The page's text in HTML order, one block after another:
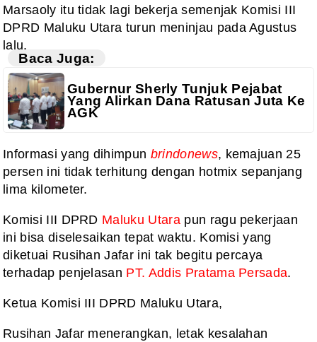
Marsaoly itu tidak lagi bekerja semenjak Komisi III
DPRD Maluku Utara turun meninjau pada Agustus
lalu.
Baca Juga:
Gubernur Sherly Tunjuk Pejabat
Yang Alirkan Dana Ratusan Juta Ke
AGK
Informasi yang dihimpun brindonews, kemajuan 25
persen ini tidak terhitung dengan hotmix sepanjang
lima kilometer.
Komisi III DPRD Maluku Utarapun ragu pekerjaan
ini bisa diselesaikan tepat waktu. Komisi yang
diketuai Rusihan Jafar ini tak begitu percaya
terhadap penjelasan PT. Addis Pratama Persada.
Ketua Komisi III DPRD Maluku Utara,
Rusihan Jafar menerangkan, letak kesalahan